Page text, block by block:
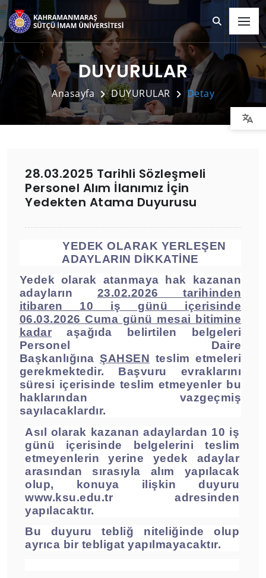
DUYURULAR
Anasayfa DUYURULAR Detay
28.03.2025 Tarihli Sözleşmeli
Personel Alım İlanımız İçin
Yedekten Atama Duyurusu
YEDEK OLARAK YERLEŞEN
ADAYLARIN DİKKATİNE
Yedek olarak atanmaya hak kazanan
adayların 23.02.2026 tarihinden
itibaren 10 iş günü içerisinde
06.03.2026 Cuma günü mesai bitimine
kadar aşağıda belirtilen belgeleri
Personel Daire
BaşkanlığınaŞAHSEN teslim etmeleri
gerekmektedir. Başvuru evraklarını
süresi içerisinde teslim etmeyenler bu
haklarından vazgeçmiş
sayılacaklardır.
Asıl olarak kazanan adaylardan 10 iş
günü içerisinde belgelerini teslim
etmeyenlerin yerine yedek adaylar
arasından sırasıyla alım yapılacak
olup, konuya ilişkin duyuru
www.ksu.edu.tr adresinden
yapılacaktır.
Bu duyuru tebliğ niteliğinde olup
ayrıca bir tebligat yapılmayacaktır.